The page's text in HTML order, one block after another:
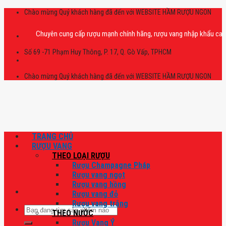
Skip
Chào mừng Quý khách hàng đã đến với WEBSITE HẦM RƯỢU NGON
Chuyên cung cấp rượu mạnh chính hãng, rượu vang nhập khẩu cao cấp
Số 69 -71 Phạm Huy Thông, P. 17, Q. Gò Vấp, TPHCM
Chào mừng Quý khách hàng đã đến với WEBSITE HẦM RƯỢU NGON
Tìm
kiếm:
TRANG CHỦ
RƯỢU VANG
THEO LOẠI RƯỢU
Rượu Champagne Pháp
Rượu vang ngọt
Rượu vang hồng
Rượu vang đỏ
Rượu vang trắng
THEO NƯỚC
Rượu Vang Ý